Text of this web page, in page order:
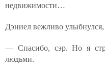
недвижимости…
Дэниел вежливо
— Спасибо, сэр. Но я
людьми.